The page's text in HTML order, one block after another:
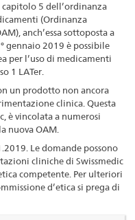
5 dell’ordinanza
(Ordinanza
anch’essa sottoposta a
gennaio 2019 è possibile
per l’uso di medicamenti
1 LATer.
un prodotto non ancora
clinica. Questa
è vincolata a numerosi
nuova OAM.
Le domande possono
cliniche di Swissmedic
competente. Per ulteriori
d’etica si prega di